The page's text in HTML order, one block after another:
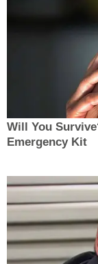
Will You
Emergency Kit